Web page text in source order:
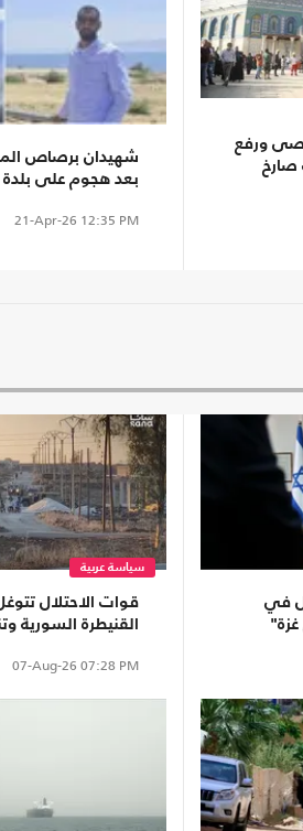
ورفع
صارخ
شهيدان برصاص
بعد هجوم على بلدة
21-Apr-26 12:35 PM
في
غزة"
سياسة عربية
قوات الاحتلال
القنيطرة السورية
07-Aug-26 07:28 PM